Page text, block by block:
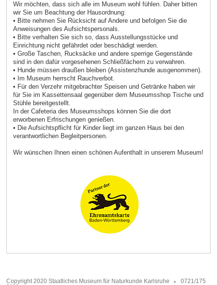
Wir möchten, dass sich alle im Museum wohl fühlen. Daher bitten
wir Sie um Beachtung der Hausordnung:
• Bitte nehmen Sie Rücksicht auf Andere und befolgen Sie die
Anweisungen des Aufsichtspersonals.
• Bitte verhalten Sie sich so, dass Ausstellungsstücke und
Einrichtung nicht gefährdet oder beschädigt werden.
• Große Taschen, Rucksäcke und andere sperrige Gegenstände
sind in den dafür vorgesehenen Schließfächern zu verwahren.
• Hunde müssen draußen bleiben (Assistenzhunde ausgenommen).
• Im Museum herrscht Rauchverbot.
• Für den Verzehr mitgebrachter Speisen und Getränke haben wir
für Sie im Kassettensaal gegenüber dem Museumsshop Tische und
Stühle bereitgestellt.
In der Cafeteria des Museumsshops können Sie die dort
erworbenen Erfrischungen genießen.
• Die Aufsichtspflicht für Kinder liegt im ganzen Haus bei den
verantwortlichen Begleitpersonen.
Wir wünschen Ihnen einen schönen Aufenthalt in unserem Museum!
Copyright 2020 Staatliches Museum für Naturkunde Karlsruhe
0721/175